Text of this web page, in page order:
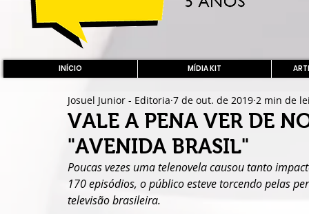
INÍCIO MÍDIA KIT
VALE A PENA VER DE
"AVENIDA BRASIL"
Josuel Junior - Editoria 7 de out. de 2019 2 min de
Poucas vezes uma telenovela causou tanto
170 episódios, o público esteve torcendo pelas
televisão brasileira.